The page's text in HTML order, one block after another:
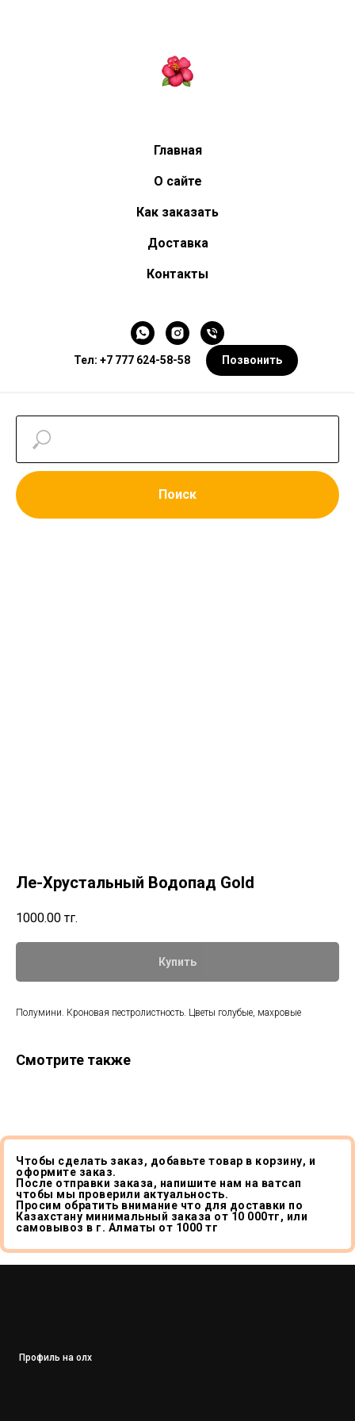
Главная
О сайте
Как заказать
Доставка
Контакты
Тел: +7 777 624-58-58 Позвонить
Поиск
Ле-Хрустальный Водопад Gold
1000.00 тг.
Купить
Полумини. Кроновая пестролистность. Цветы голубые, махровые
Смотрите также
Чтобы сделать заказ, добавьте товар в корзину, и
оформите заказ.
После отправки заказа, напишите нам на ватсап
чтобы мы проверили актуальность.
Просим обратить внимание что для доставки по
Казахстану минимальный заказа от 10 000тг, или
самовывоз в г. Алматы от 1000 тг
Профиль на олх